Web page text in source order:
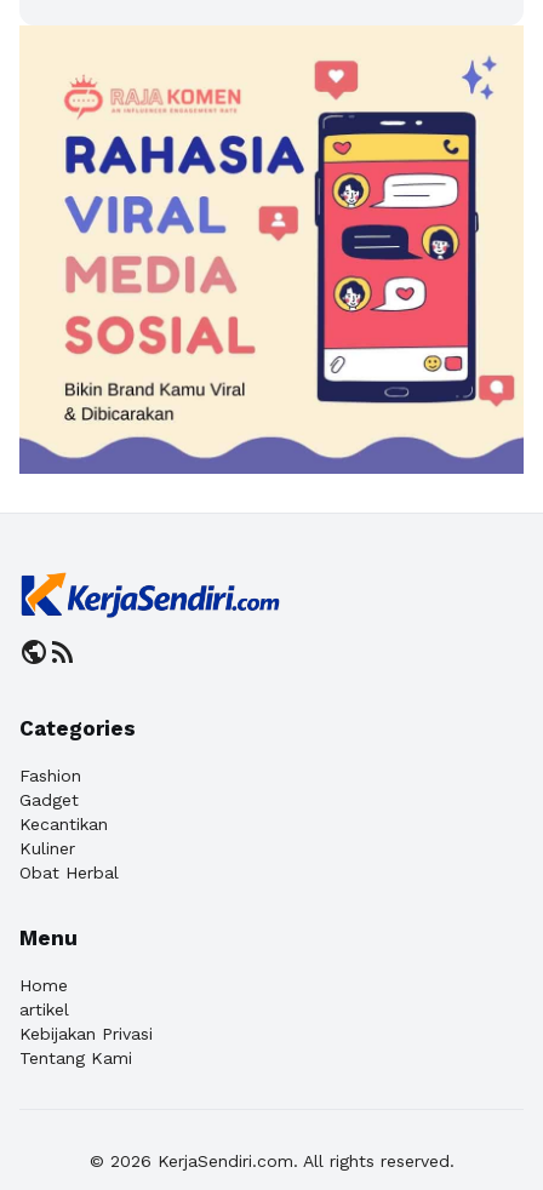
publicrss_feed
Categories
Fashion
Gadget
Kecantikan
Kuliner
Obat Herbal
Menu
Home
artikel
Kebijakan Privasi
Tentang Kami
© 2026 KerjaSendiri.com. All rights reserved.